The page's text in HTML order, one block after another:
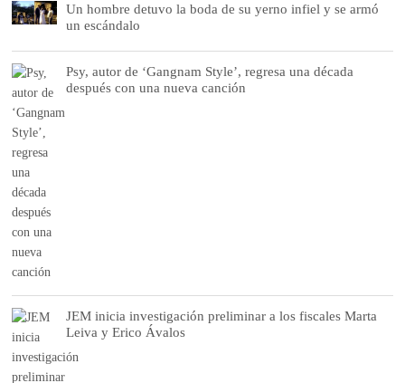
Un hombre detuvo la boda de su yerno infiel y se armó
un escándalo
Psy, autor de ‘Gangnam Style’, regresa una década
después con una nueva canción
JEM inicia investigación preliminar a los fiscales Marta
Leiva y Erico Ávalos